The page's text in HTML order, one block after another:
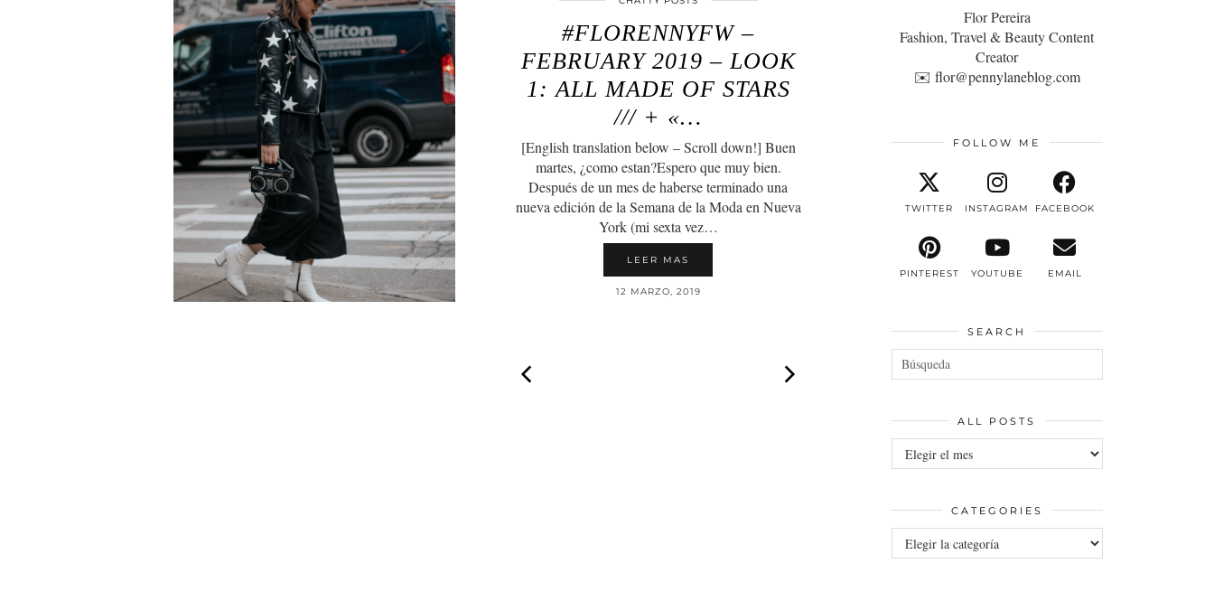
#FLORENNYFW –
FEBRUARY 2019 – LOOK
1: ALL MADE OF STARS
/// + «…
[English translation below – Scroll down!] Buen
martes, ¿como estan?Espero que muy bien.
Después de un mes de haberse terminado una
nueva edición de la Semana de la Moda en Nueva
York (mi sexta vez…
LEER MAS
12 MARZO, 2019
Flor Pereira
Fashion, Travel & Beauty Content
Creator
✉️ flor@pennylaneblog.com
FOLLOW ME
TWITTER INSTAGRAM FACEBOOK
PINTEREST YOUTUBE EMAIL
SEARCH
ALL POSTS
All
posts
CATEGORIES
Categories